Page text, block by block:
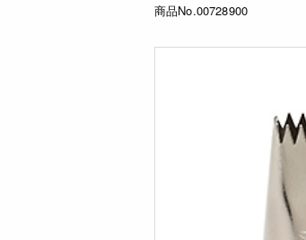
商品No.00728900